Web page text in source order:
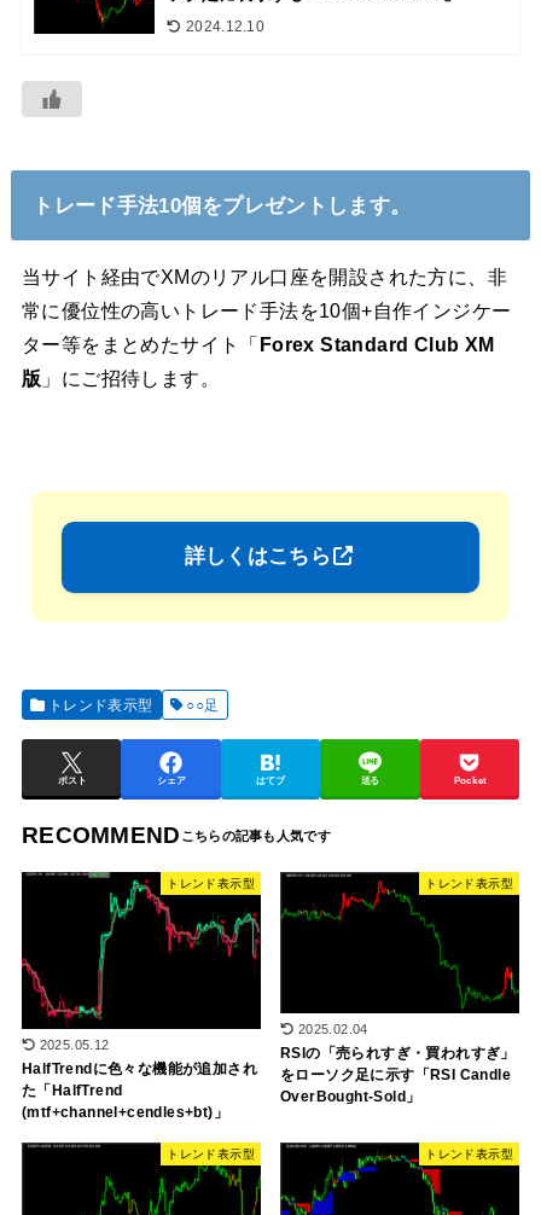
2024.12.10
トレード手法10個をプレゼントします。
当サイト経由でXMのリアル口座を開設された方に、非
常に優位性の高いトレード手法を10個+自作インジケー
ター等をまとめたサイト「 Forex Standard Club XM
版 」にご招待します。
詳しくはこちら
トレンド表示型 ○○足
ポスト シェア はてブ 送る Pocket
RECOMMEND
トレンド表示型
2025.05.12
HalfTrendに色々な機能が追加され
た「HalfTrend
(mtf+channel+cendles+bt)」
トレンド表示型
2025.02.04
RSIの「売られすぎ・買われすぎ」
をローソク足に示す「RSI Candle
OverBought-Sold」
トレンド表示型 トレンド表示型